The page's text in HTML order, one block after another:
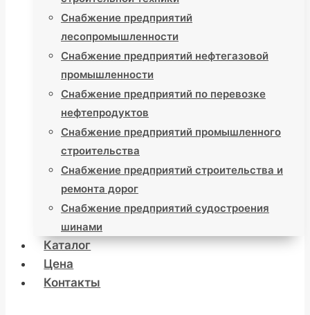
Снабжение предприятий
лесопромышленности
Снабжение предприятий нефтегазовой
промышленности
Снабжение предприятий по перевозке
нефтепродуктов
Снабжение предприятий промышленного
строительства
Снабжение предприятий строительства и
ремонта дорог
Снабжение предприятий судостроения
шинами
Каталог
Цена
Контакты